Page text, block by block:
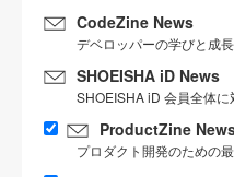
CodeZine News
デベロッパーの学びと成
SHOEISHA iD News
SHOEISHA iD 会員全体
ProductZine
プロダクト開発のための